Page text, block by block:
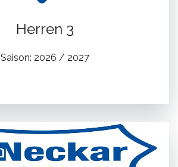
Herren 3
Saison: 2026 / 2027